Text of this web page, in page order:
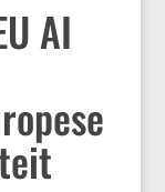
AI